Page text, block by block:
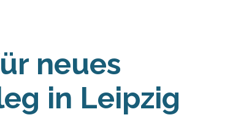
neues
in Leipzig